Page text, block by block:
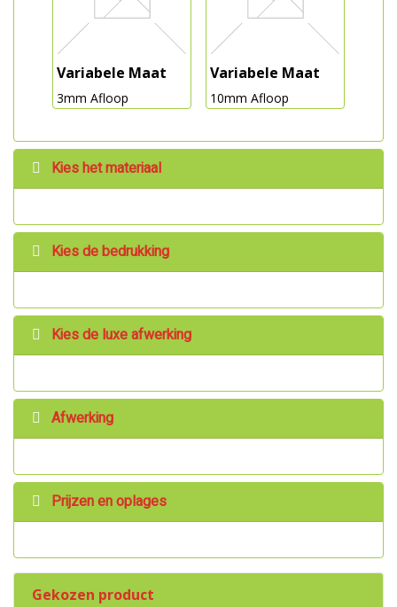
Variabele Maat
3mm Afloop
Variabele Maat
10mm Afloop
Kies het materiaal
Kies de bedrukking
Kies de luxe afwerking
Afwerking
Prijzen en oplages
Gekozen product